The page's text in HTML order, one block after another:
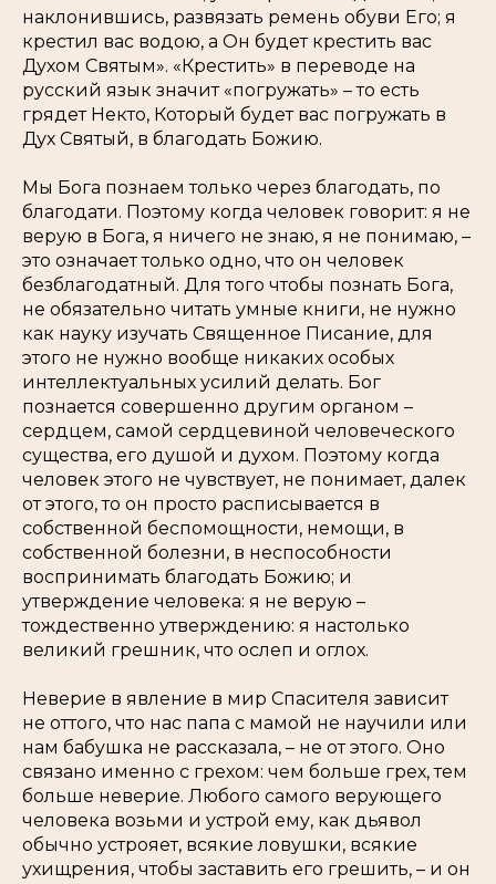
наклонившись, развязать ремень обуви Его; я
крестил вас водою, а Он будет крестить вас
Духом Святым». «Крестить» в переводе на
русский язык значит «погружать» – то есть
грядет Некто, Который будет вас погружать в
Дух Святый, в благодать Божию.
Мы Бога познаем только через благодать, по
благодати. Поэтому когда человек говорит: я не
верую в Бога, я ничего не знаю, я не понимаю, –
это означает только одно, что он человек
безблагодатный. Для того чтобы познать Бога,
не обязательно читать умные книги, не нужно
как науку изучать Священное Писание, для
этого не нужно вообще никаких особых
интеллектуальных усилий делать. Бог
познается совершенно другим органом –
сердцем, самой сердцевиной человеческого
существа, его душой и духом. Поэтому когда
человек этого не чувствует, не понимает, далек
от этого, то он просто расписывается в
собственной беспомощности, немощи, в
собственной болезни, в неспособности
воспринимать благодать Божию; и
утверждение человека: я не верую –
тождественно утверждению: я настолько
великий грешник, что ослеп и оглох.
Неверие в явление в мир Спасителя зависит
не оттого, что нас папа с мамой не научили или
нам бабушка не рассказала, – не от этого. Оно
связано именно с грехом: чем больше грех, тем
больше неверие. Любого самого верующего
человека возьми и устрой ему, как дьявол
обычно устрояет, всякие ловушки, всякие
ухищрения, чтобы заставить его грешить, – и он